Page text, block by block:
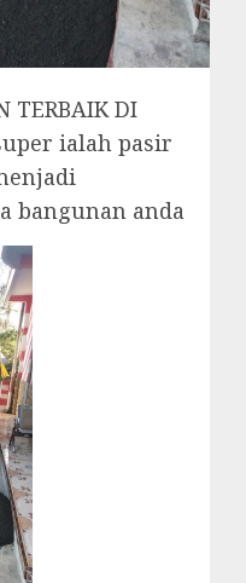
TERBAIK DI
ialah pasir
bangunan anda